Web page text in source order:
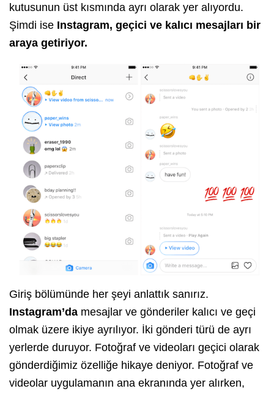
kutusunun üst kısmında ayrı olarak yer alıyordu.
Şimdi ise Instagram, geçici ve kalıcı mesajları bir
araya getiriyor.
Giriş bölümünde her şeyi anlattık sanırız.
Instagram’da mesajlar ve gönderiler kalıcı ve geçi
olmak üzere ikiye ayrılıyor. İki gönderi türü de ayrı
yerlerde duruyor. Fotoğraf ve videoları geçici olarak
gönderdiğimiz özelliğe hikaye deniyor. Fotoğraf ve
videolar uygulamanın ana ekranında yer alırken,